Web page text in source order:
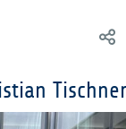
Tischner